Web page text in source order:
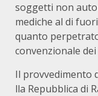
soggetti non
mediche al di
quanto
convenzionale
Il provvedimento
lla Repubblica di